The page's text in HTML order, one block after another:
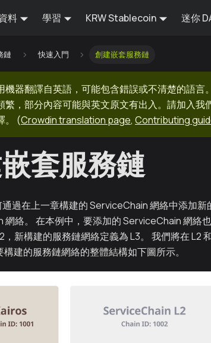
料 學習 KRW Stablecoin 迷你
鏈 快速入門 創建嵌套服務鏈
機器翻譯自英語，可能包含錯誤或不清楚的語言
繁，部分內容可能與英文原文有出入。請加入
(Crowdin translation page, Contributing
套服務鏈
過在上一章構建的 ServiceChain 網絡中添加
網絡。 在本例中，要添加的 ServiceChain 網絡
，新構建的服務鏈網絡定義為 L3。 我們將在 L2
建的服務鏈網絡的整體結構如下圖所示。